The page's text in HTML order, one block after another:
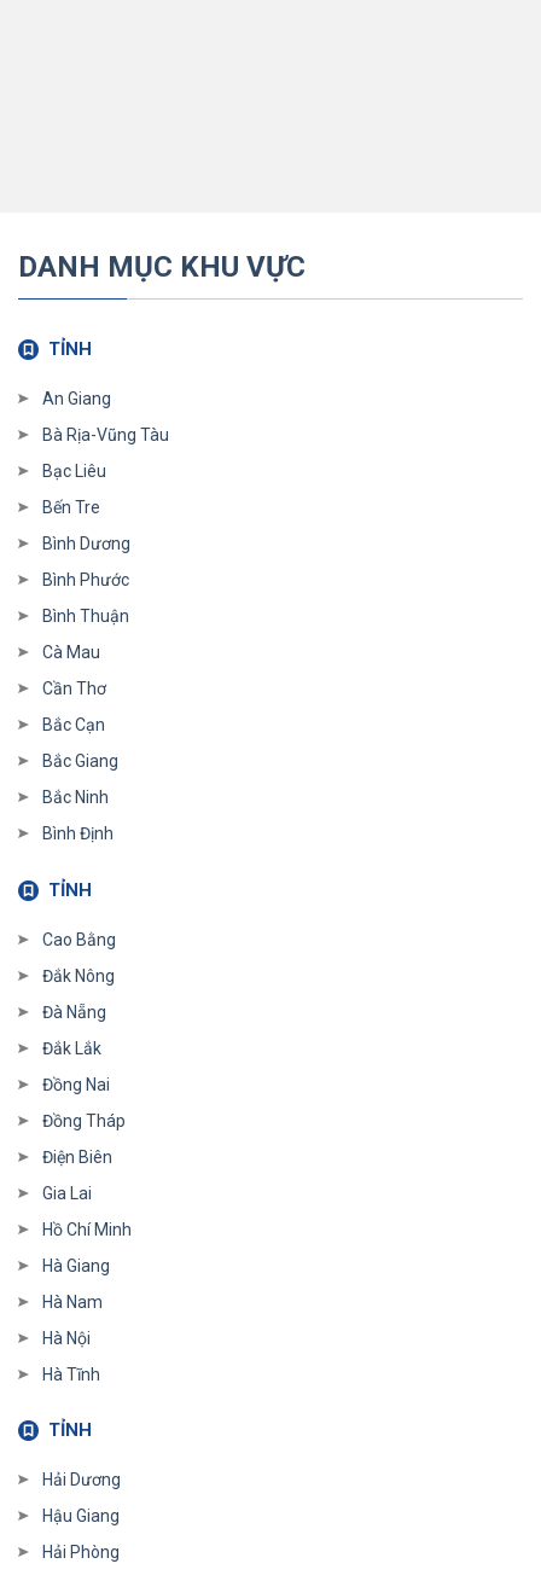
DANH MỤC KHU VỰC
TỈNH
An Giang
Bà Rịa-Vũng Tàu
Bạc Liêu
Bến Tre
Bình Dương
Bình Phước
Bình Thuận
Cà Mau
Cần Thơ
Bắc Cạn
Bắc Giang
Bắc Ninh
Bình Định
TỈNH
Cao Bằng
Đắk Nông
Đà Nẵng
Đắk Lắk
Đồng Nai
Đồng Tháp
Điện Biên
Gia Lai
Hồ Chí Minh
Hà Giang
Hà Nam
Hà Nội
Hà Tĩnh
TỈNH
Hải Dương
Hậu Giang
Hải Phòng